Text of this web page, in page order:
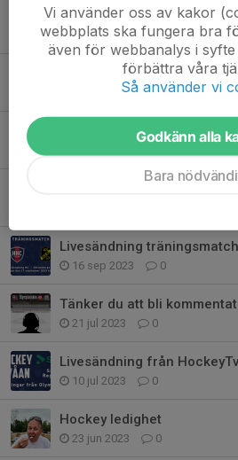
HHC möter Boro Vetlanda
7 nov 2023 0
HHC Dagen till ära A-laget i
29 okt 2023 0
HHC vs Värnamo GIK
Livesändning HHC - IK
Livesändning träningsmatch
16 sep 2023 0
Tänker du att bli
21 jul 2023 0
Livesändning från
10 jul 2023 0
Hockey ledighet
23 jun 2023 0
Vi använder oss av kakor
webbplats ska fungera bra
även för webbanalys i
förbättra våra
Så använder vi
Godkänn alla
Bara